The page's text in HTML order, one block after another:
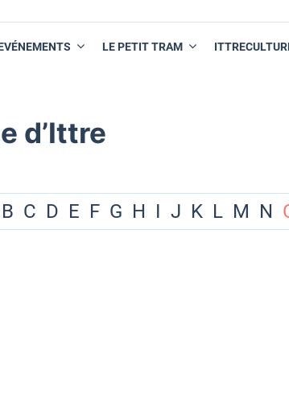
LE PETIT TRAM
d’Ittre
B C D E F G H I J K L M N